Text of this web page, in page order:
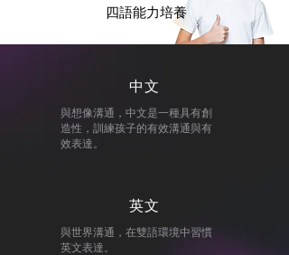
四語能力培養
中文
與想像溝通，中文是一種具有創
造性，訓練孩子的有效溝通與有
效表達。
英文
與世界溝通，在雙語環境中習慣
英文表達。